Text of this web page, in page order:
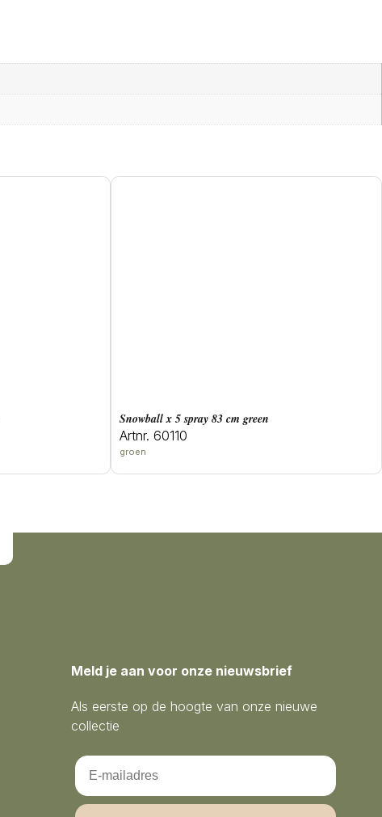
snowball x 5 spray 83 cm green
Artnr. 60110
groen
Meld je aan voor onze nieuwsbrief
Als eerste op de hoogte van onze nieuwe
collectie
Email